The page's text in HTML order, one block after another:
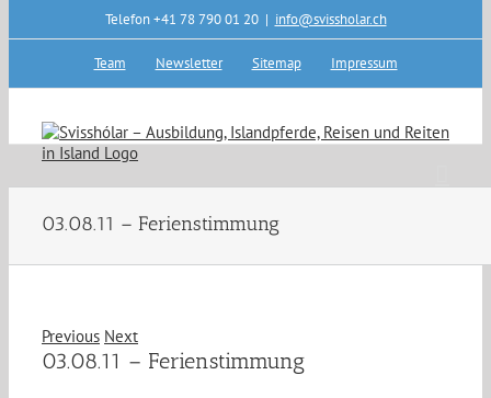
Telefon +41 78 790 01 20 | info@svissholar.ch
Team Newsletter Sitemap Impressum
03.08.11 – Ferienstimmung
Previous Next
03.08.11 – Ferienstimmung